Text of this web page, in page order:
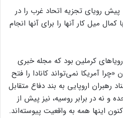
رویای تجزیه اتحاد غرب را در
میل کار آنها را برای آنها انجام
کرملین بود که مجله خبری
«چرا آمریکا نمی‌تواند کانادا را فتح
رهبران اروپایی به بند دفاع متقابل
و نه در برابر روسیه، نیز پیش از
اینها همه به واقعیت پیوسته‌اند.